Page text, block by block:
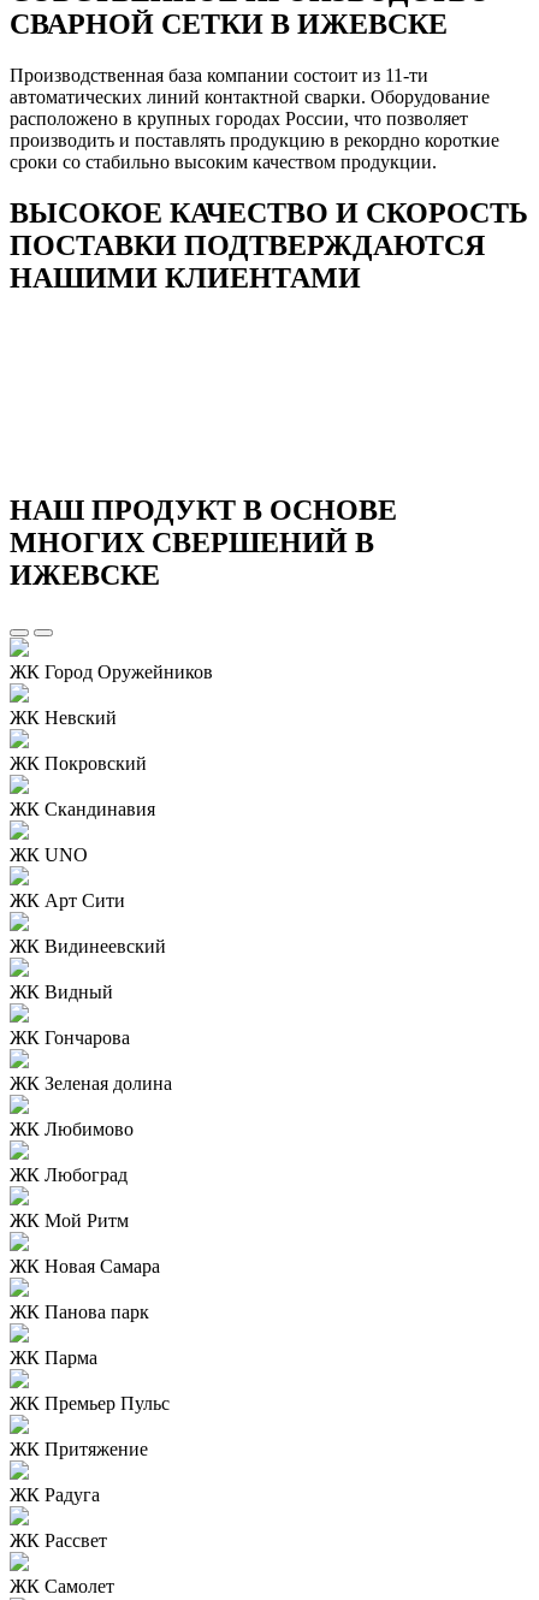
СВАРНОЙ СЕТКИ В ИЖЕВСКЕ
Производственная база компании состоит из 11-ти
автоматических линий контактной сварки. Оборудование
расположено в крупных городах России, что позволяет
производить и поставлять продукцию в рекордно короткие
сроки со стабильно высоким качеством продукции.
ВЫСОКОЕ КАЧЕСТВО И СКОРОСТЬ
ПОСТАВКИ ПОДТВЕРЖДАЮТСЯ
НАШИМИ КЛИЕНТАМИ
НАШ ПРОДУКТ В ОСНОВЕ
МНОГИХ СВЕРШЕНИЙ В
ИЖЕВСКЕ
ЖК Город Оружейников
ЖК Невский
ЖК Покровский
ЖК Скандинавия
ЖК UNO
ЖК Арт Сити
ЖК Видинеевский
ЖК Видный
ЖК Гончарова
ЖК Зеленая долина
ЖК Любимово
ЖК Любоград
ЖК Мой Ритм
ЖК Новая Самара
ЖК Панова парк
ЖК Парма
ЖК Премьер Пульс
ЖК Притяжение
ЖК Радуга
ЖК Рассвет
ЖК Самолет